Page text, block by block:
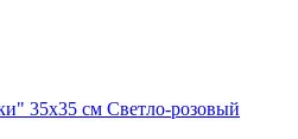
35х35 см Светло-розовый